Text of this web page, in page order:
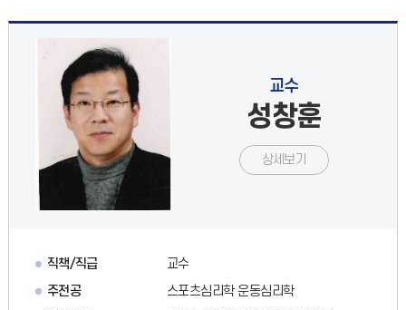
교수
성창훈
상세보기
직책/직급
교수
주전공
스포츠심리학 운동심리학